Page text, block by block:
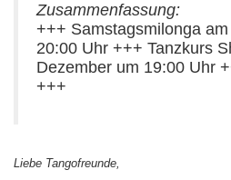
Zusammenfassung:
+++ Samstagsmilonga
20:00 Uhr +++ Tanzkurs
Dezember um 19:00 Uhr
+++
Liebe Tangofreunde,